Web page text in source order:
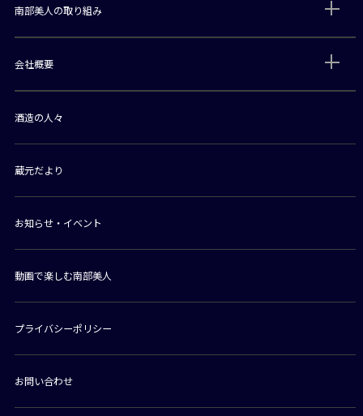
南部美人の取り組み
会社概要
酒造の人々
蔵元だより
お知らせ・イベント
動画で楽しむ南部美人
プライバシーポリシー
お問い合わせ